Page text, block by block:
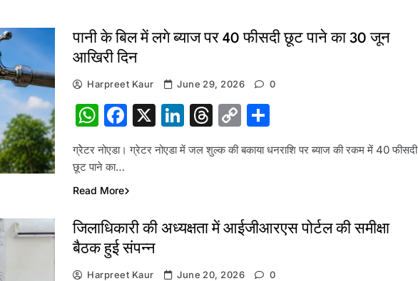
पानी के बिल में लगे ब्याज पर 40 फीसदी छूट पाने का 30 जून
आखिरी दिन
Harpreet Kaur June 29, 2026 0
WhatsApp
Facebook
X LinkedIn
Threads
CopyShare
ग्रेेटर नोएडा। ग्रेटर नोएडा में जल शुल्क की बकाया धनराशि पर ब्याज की रकम में 40 फीसदी
छूट पाने का…
Read More
जिलाधिकारी की अध्यक्षता में आईजीआरएस पोर्टल की समीक्षा
बैठक हुई संपन्न
Harpreet Kaur June 20, 2026 0